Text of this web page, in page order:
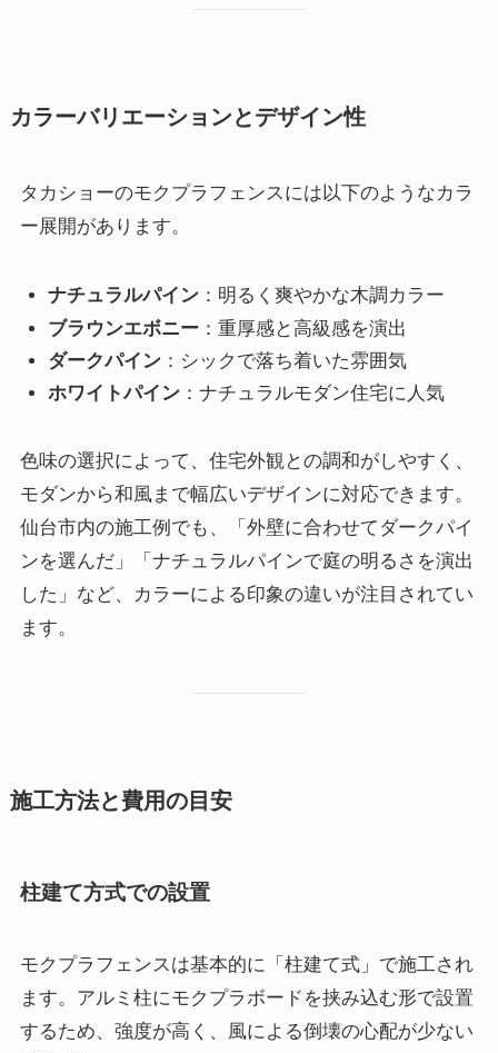
カラーバリエーションとデザイン性
タカショーのモクプラフェンスには以下のようなカラ
ー展開があります。
ナチュラルパイン ：明るく爽やかな木調カラー
ブラウンエボニー ：重厚感と高級感を演出
ダークパイン ：シックで落ち着いた雰囲気
ホワイトパイン ：ナチュラルモダン住宅に人気
色味の選択によって、住宅外観との調和がしやすく、
モダンから和風まで幅広いデザインに対応できます。
仙台市内の施工例でも、「外壁に合わせてダークパイ
ンを選んだ」「ナチュラルパインで庭の明るさを演出
した」など、カラーによる印象の違いが注目されてい
ます。
施工方法と費用の目安
柱建て方式での設置
モクプラフェンスは基本的に「柱建て式」で施工され
ます。アルミ柱にモクプラボードを挟み込む形で設置
するため、強度が高く、風による倒壊の心配が少ない